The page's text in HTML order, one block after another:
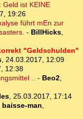
Geld ist KEINE
19:26
führt mEn zur
- BillHicks,
"Geldschulden"
, 24.03.2017, 12:09
12:38
.. - Beo2,
, 25.03.2017, 17:14
baisse-man,